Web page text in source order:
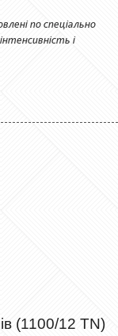
по спеціально
і
(1100/12 TN)